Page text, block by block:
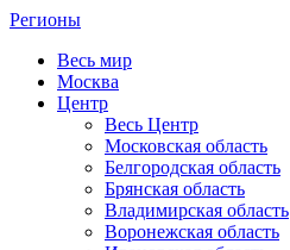
Регионы
Весь мир
Москва
Центр
Весь Центр
Московская область
Белгородская область
Брянская область
Владимирская область
Воронежская область